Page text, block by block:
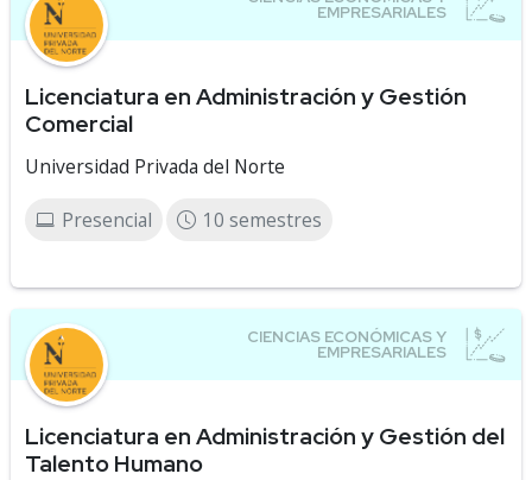
Licenciatura en Administración y Gestión
Comercial
Universidad Privada del Norte
Presencial 10 semestres
Licenciatura en Administración y Gestión del
Talento Humano